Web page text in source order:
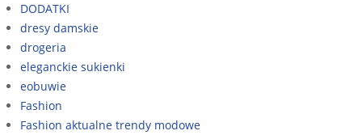
DODATKI
dresy damskie
drogeria
eleganckie sukienki
eobuwie
Fashion
Fashion aktualne trendy modowe